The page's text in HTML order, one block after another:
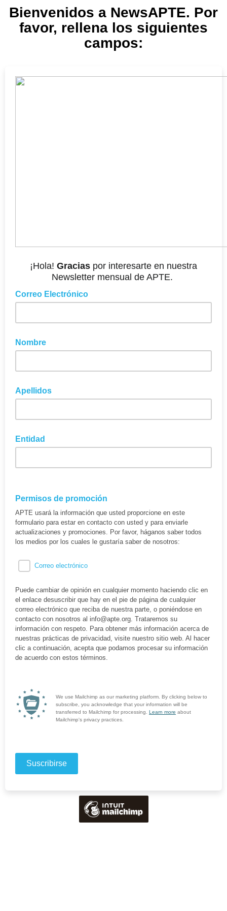
Bienvenidos a NewsAPTE. Por
favor, rellena los siguientes
campos:
¡Hola! Gracias por interesarte en nuestra
Newsletter mensual de APTE.
Correo Electrónico
Nombre
Apellidos
Entidad
Permisos de promoción
APTE usará la información que usted proporcione en este
formulario para estar en contacto con usted y para enviarle
actualizaciones y promociones. Por favor, háganos saber todos
los medios por los cuales le gustaría saber de nosotros:
Correo electrónico
Puede cambiar de opinión en cualquier momento haciendo clic en
el enlace desuscribir que hay en el pie de página de cualquier
correo electrónico que reciba de nuestra parte, o poniéndose en
contacto con nosotros al info@apte.org. Trataremos su
información con respeto. Para obtener más información acerca de
nuestras prácticas de privacidad, visite nuestro sitio web. Al hacer
clic a continuación, acepta que podamos procesar su información
de acuerdo con estos términos.
We use Mailchimp as our marketing platform. By clicking below to
subscribe, you acknowledge that your information will be
transferred to Mailchimp for processing. Learn more about
Mailchimp's privacy practices.